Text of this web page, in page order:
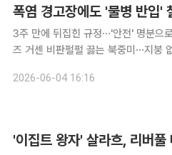
폭염 경고장에도 '물병 반입'
3주 만에 뒤집힌 규정⋯'안전' 명분으
즈 거센 비판펄펄 끓는 북중미⋯지붕 없는 경기장도 있
있다. 기록적인 폭염이 예고된 상황에
2026-06-04 16:16
'이집트 왕자' 살라흐, 리버